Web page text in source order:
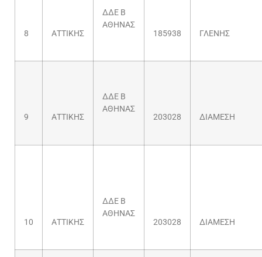
8 ΑΤΤΙΚΗΣ
ΔΔΕ Β
ΑΘΗΝΑΣ
185938
ΓΛΕΝΗΣ
9 ΑΤΤΙΚΗΣ
ΔΔΕ Β
ΑΘΗΝΑΣ
203028
ΔΙΑΜΕΣΗ
10 ΑΤΤΙΚΗΣ
ΔΔΕ Β
ΑΘΗΝΑΣ
203028
ΔΙΑΜΕΣΗ